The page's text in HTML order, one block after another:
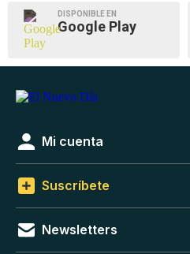
DISPONIBLE EN
Google Play
Mi cuenta
Suscríbete
Newsletters